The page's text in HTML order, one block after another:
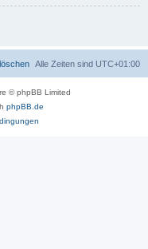
Alle Zeiten sind UTC+01:00
© phpBB Limited
phpBB.de